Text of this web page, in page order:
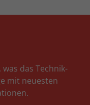
das Technik-
mit neuesten